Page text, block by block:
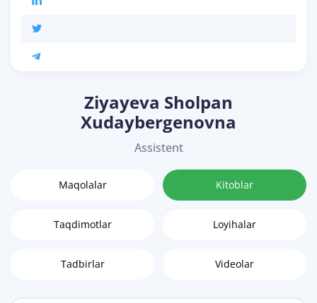
Ziyayeva Sholpan
Xudaybergenovna
Assistent
Maqolalar Kitoblar
Taqdimotlar Loyihalar
Tadbirlar Videolar